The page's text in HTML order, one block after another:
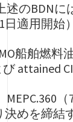
述のBDN
適用開始）
船舶燃
び attained
決めを締結